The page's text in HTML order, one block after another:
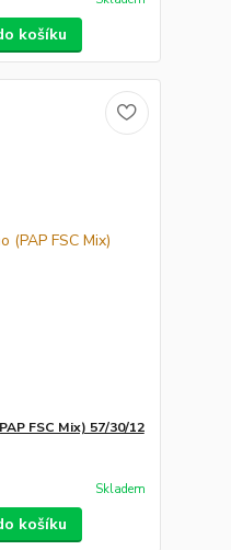
košíku
FSC Mix) 57/30/12
Skladem
košíku